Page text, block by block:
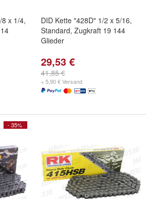
x 1/4,
DID Kette "428D" 1/2 x 5/16,
Standard, Zugkraft 19 144
Glieder
29,53 €
41,85 €
+ 5,90 € Versand
- 35%